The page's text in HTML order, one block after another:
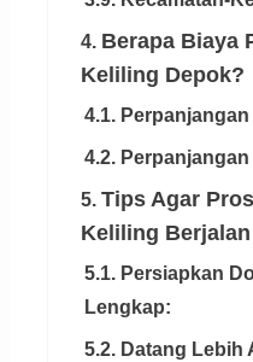
4. Berapa Biaya
Keliling Depok?
4.1. Perpanjangan
4.2. Perpanjangan
5. Tips Agar
Keliling
5.1. Persiapkan
Lengkap:
5.2. Datang Lebih